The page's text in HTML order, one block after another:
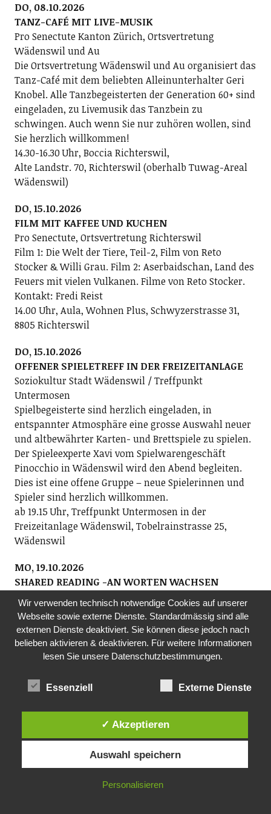
DO, 08.10.2026
TANZ-CAFÉ MIT LIVE-MUSIK
Pro Senectute Kanton Zürich, Ortsvertretung
Wädenswil und Au
Die Ortsvertretung Wädenswil und Au organisiert das
Tanz-Café mit dem beliebten Alleinunterhalter Geri
Knobel. Alle Tanzbegeisterten der Generation 60+ sind
eingeladen, zu Livemusik das Tanzbein zu
schwingen. Auch wenn Sie nur zuhören wollen, sind
Sie herzlich willkommen!
14.30-16.30 Uhr, Boccia Richterswil,
Alte Landstr. 70, Richterswil (oberhalb Tuwag-Areal
Wädenswil)
DO, 15.10.2026
FILM MIT KAFFEE UND KUCHEN
Pro Senectute, Ortsvertretung Richterswil
Film 1: Die Welt der Tiere, Teil-2, Film von Reto
Stocker & Willi Grau. Film 2: Aserbaidschan, Land des
Feuers mit vielen Vulkanen. Filme von Reto Stocker.
Kontakt: Fredi Reist
14.00 Uhr, Aula, Wohnen Plus, Schwyzerstrasse 31,
8805 Richterswil
DO, 15.10.2026
OFFENER SPIELETREFF IN DER FREIZEITANLAGE
Soziokultur Stadt Wädenswil / Treffpunkt
Untermosen
Spielbegeisterte sind herzlich eingeladen, in
entspannter Atmosphäre eine grosse Auswahl neuer
und altbewährter Karten- und Brettspiele zu spielen.
Der Spieleexperte Xavi vom Spielwarengeschäft
Pinocchio in Wädenswil wird den Abend begleiten.
Dies ist eine offene Gruppe – neue Spielerinnen und
Spieler sind herzlich willkommen.
ab 19.15 Uhr, Treffpunkt Untermosen in der
Freizeitanlage Wädenswil, Tobelrainstrasse 25,
Wädenswil
MO, 19.10.2026
SHARED READING -AN WORTEN WACHSEN
Bibliothek Richterswil
Zusammen lassen wir uns von Geschichten und
Gedichten leiten und erleben eine Wirkung, die wohl
tut. Niemand muss reden. Wer möchte, darf lesen.
Wer zuhört, gehört bereits dazu. Teilnahme
www.bibliothek-richterswil.ch, www.wortwelten.ch
SCHOPFCLUB- JUGENDTREFF
Jugendarbeitende der beiden Kirchen sowie der
Jugendarbeit kuja
Am Freitagabend nichts vor? Der Schopfclub bietet
Wir verwenden technisch notwendige Cookies auf unserer
Webseite sowie externe Dienste. Standardmässig sind alle
externen Dienste deaktiviert. Sie können diese jedoch nach
belieben aktivieren & deaktivieren. Für weitere Informationen
lesen Sie unsere Datenschutzbestimmungen.
Essenziell Externe Dienste
✓ Akzeptieren
Auswahl speichern
Personalisieren